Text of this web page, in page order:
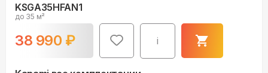
KSGA35HFAN1
до 35 м²
38 990 ₽ i